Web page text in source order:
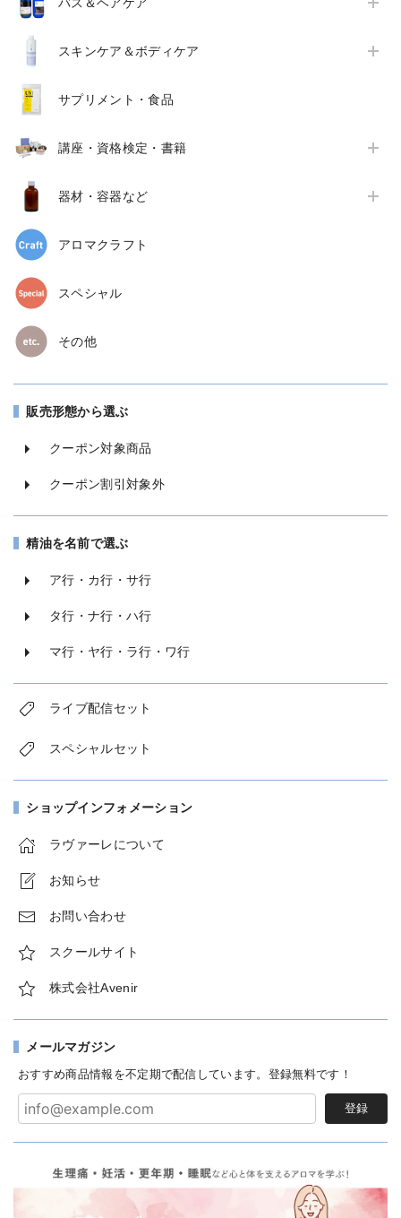
スキンケア＆ボディケア
サプリメント・食品
講座・資格検定・書籍
器材・容器など
アロマクラフト
スペシャル
その他
販売形態から選ぶ
クーポン対象商品
クーポン割引対象外
精油を名前で選ぶ
ア行・カ行・サ行
タ行・ナ行・ハ行
マ行・ヤ行・ラ行・ワ行
ライブ配信セット
スペシャルセット
ショップインフォメーション
ラヴァーレについて
お知らせ
お問い合わせ
スクールサイト
株式会社Avenir
メールマガジン
おすすめ商品情報を不定期で配信しています。登録無料です！
登録